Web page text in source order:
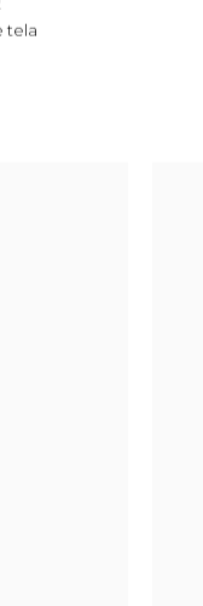
tela